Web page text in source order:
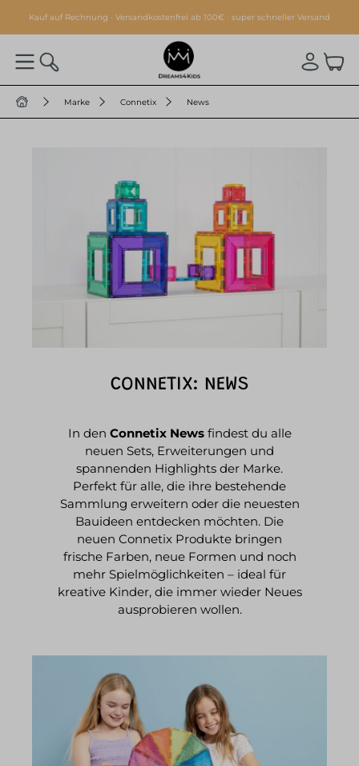
springen
Kauf auf Rechnung · Versandkostenfrei ab 100€ · super schneller Versand
Marke Connetix News
CONNETIX: NEWS
In den Connetix Newsfindest du alle
neuen Sets, Erweiterungen und
spannenden Highlights der Marke.
Perfekt für alle, die ihre bestehende
Sammlung erweitern oder die neuesten
Bauideen entdecken möchten. Die
neuen Connetix Produkte bringen
frische Farben, neue Formen und noch
mehr Spielmöglichkeiten – ideal für
kreative Kinder, die immer wieder Neues
ausprobieren wollen.